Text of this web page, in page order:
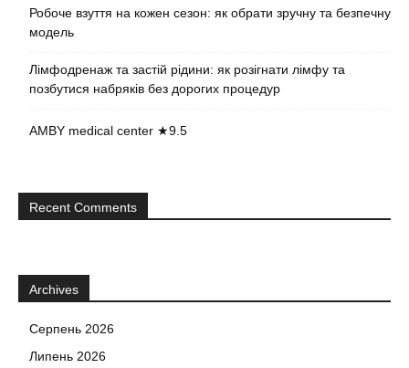
Робоче взуття на кожен сезон: як обрати зручну та безпечну
модель
Лімфодренаж та застій рідини: як розігнати лімфу та
позбутися набряків без дорогих процедур
AMBY medical center ★9.5
Recent Comments
Archives
Серпень 2026
Липень 2026